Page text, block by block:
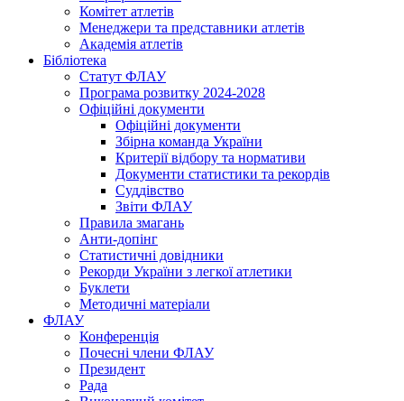
Комітет атлетів
Менеджери та представники атлетів
Академія атлетів
Бібліотека
Статут ФЛАУ
Програма розвитку 2024-2028
Офіційні документи
Офіційні документи
Збірна команда України
Критерії відбору та нормативи
Документи статистики та рекордів
Суддівство
Звіти ФЛАУ
Правила змагань
Анти-допінг
Статистичні довідники
Рекорди України з легкої атлетики
Буклети
Методичні матеріали
ФЛАУ
Конференція
Почесні члени ФЛАУ
Президент
Рада